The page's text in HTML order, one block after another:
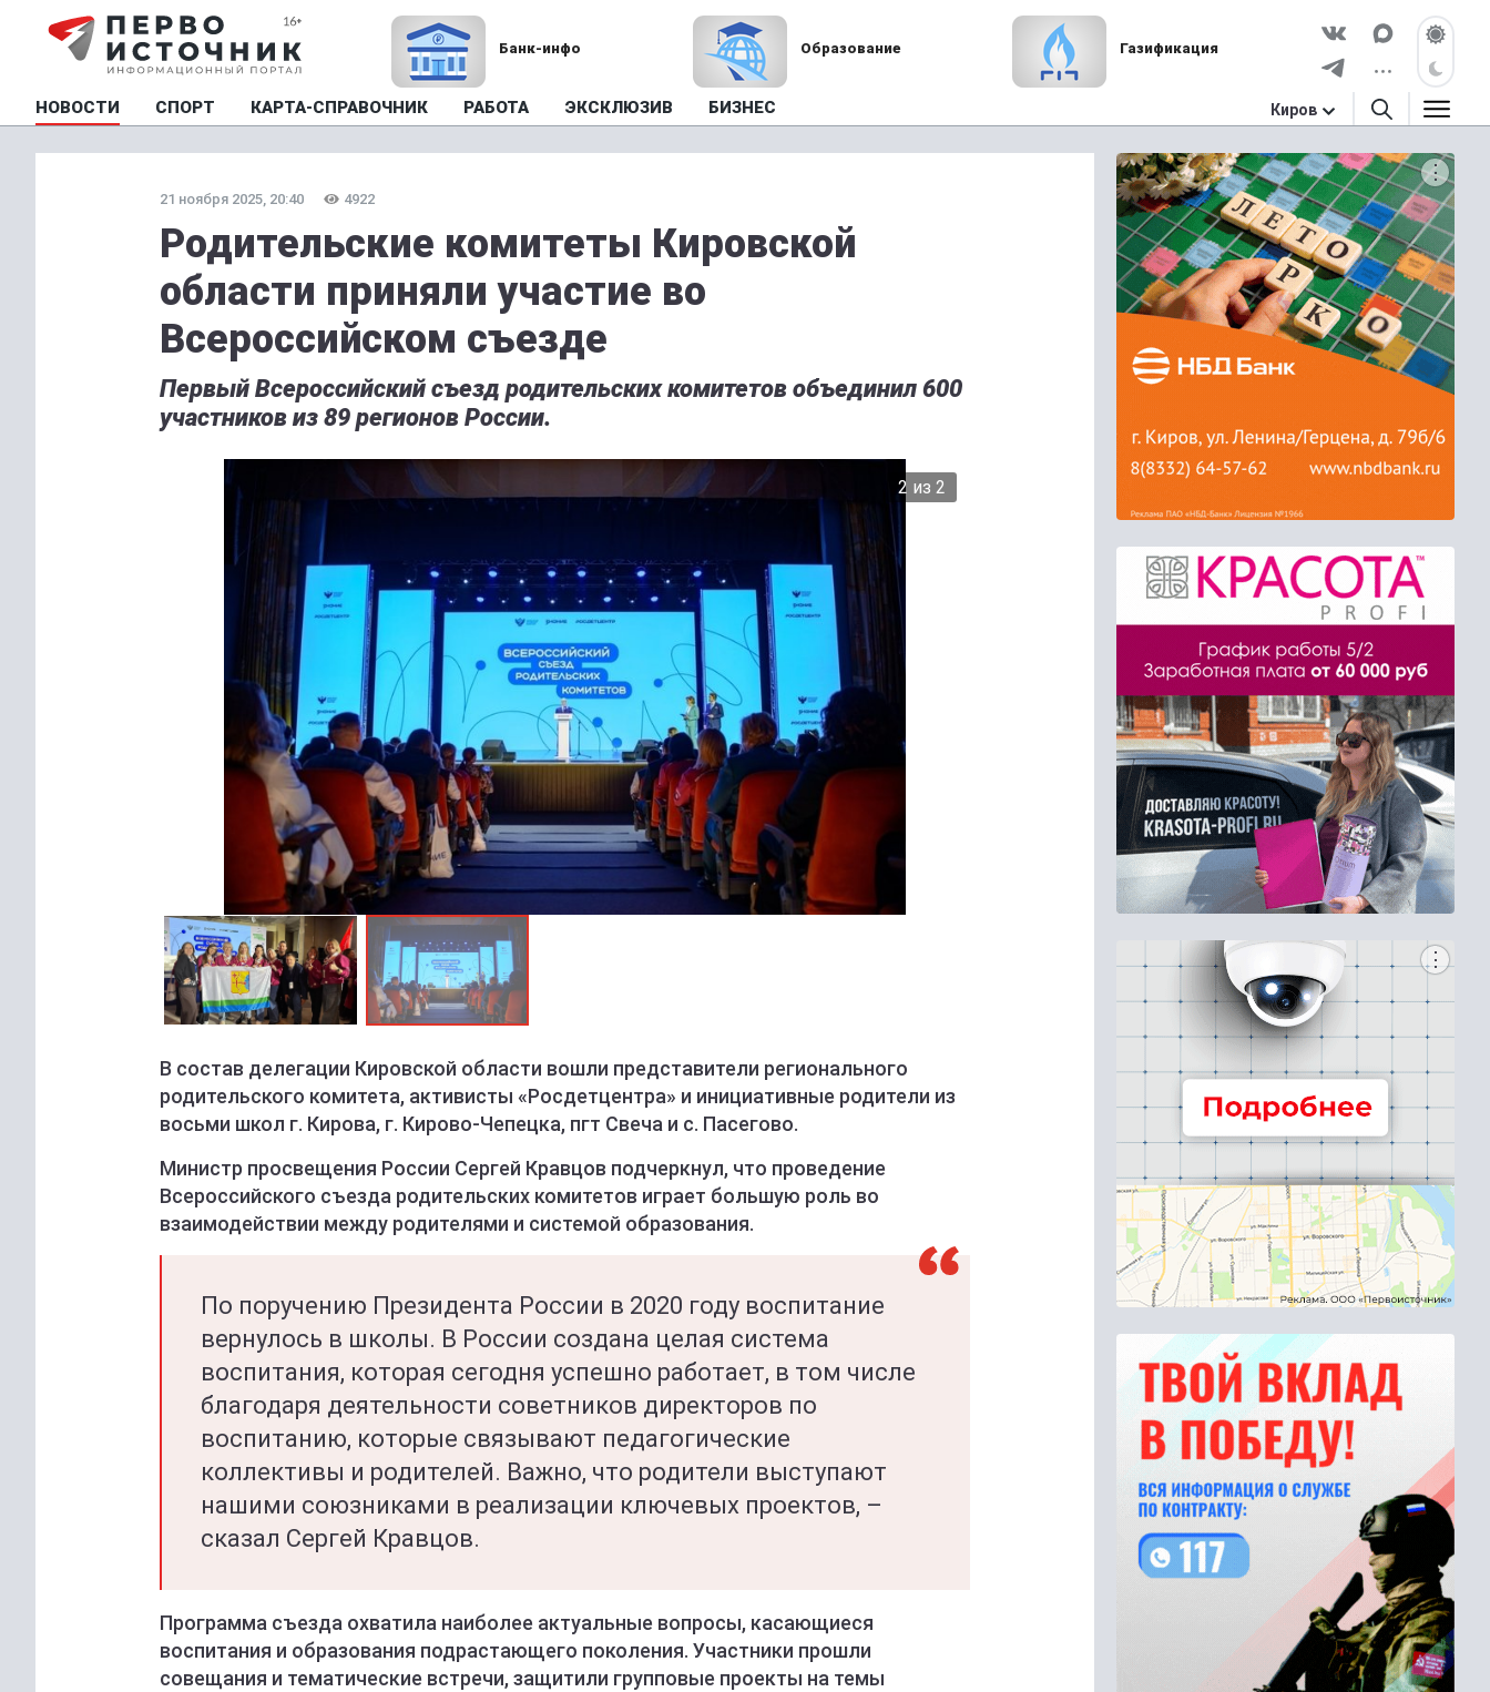
Банк-инфо Образование Газификация
НОВОСТИ СПОРТ КАРТА-СПРАВОЧНИК РАБОТА ЭКСКЛЮЗИВ БИЗНЕС Киров
21 ноября 2025, 20:40 4922
Родительские комитеты Кировской
области приняли участие во
Всероссийском съезде
Первый Всероссийский съезд родительских комитетов объединил 600
участников из 89 регионов России.
2 из 2
Министерство образования Кировской области
В состав делегации Кировской области вошли представители регионального
родительского комитета, активисты «Росдетцентра» и инициативные родители из
восьми школ г. Кирова, г. Кирово-Чепецка, пгт Свеча и с. Пасегово.
Министр просвещения России Сергей Кравцов подчеркнул, что проведение
Всероссийского съезда родительских комитетов играет большую роль во
взаимодействии между родителями и системой образования.
По поручению Президента России в 2020 году воспитание
вернулось в школы. В России создана целая система
воспитания, которая сегодня успешно работает, в том числе
благодаря деятельности советников директоров по
воспитанию, которые связывают педагогические
коллективы и родителей. Важно, что родители выступают
нашими союзниками в реализации ключевых проектов, –
сказал Сергей Кравцов.
Программа съезда охватила наиболее актуальные вопросы, касающиеся
воспитания и образования подрастающего поколения. Участники прошли
совещания и тематические встречи, защитили групповые проекты на темы